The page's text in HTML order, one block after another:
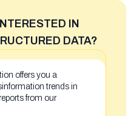
IN
DATA?
offers you a
trends in
from our